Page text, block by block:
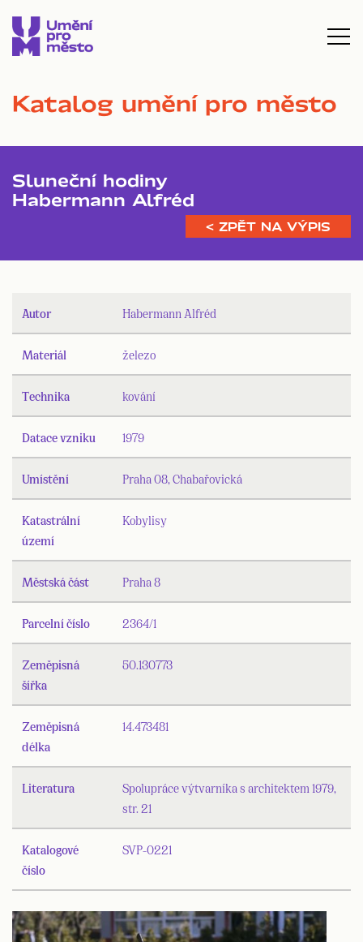
Katalog umění pro město
Sluneční hodiny
Habermann Alfréd
< ZPĚT NA VÝPIS
Autor Habermann Alfréd
Materiál železo
Technika kování
Datace vzniku 1979
Umístění Praha 08, Chabařovická
Katastrální
území
Kobylisy
Městská část Praha 8
Parcelní číslo 2364/1
Zeměpisná
šířka
50.130773
Zeměpisná
délka
14.473481
Literatura
Spolupráce výtvarníka s architektem 1979,
str. 21
Katalogové
číslo
SVP-0221